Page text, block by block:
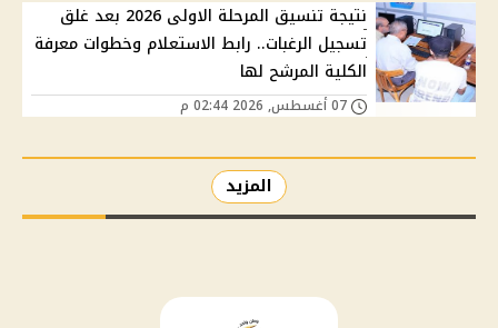
نتيجة تنسيق المرحلة الاولى 2026 بعد غلق
تسجيل الرغبات.. رابط الاستعلام وخطوات معرفة
الكلية المرشح لها
المزيد